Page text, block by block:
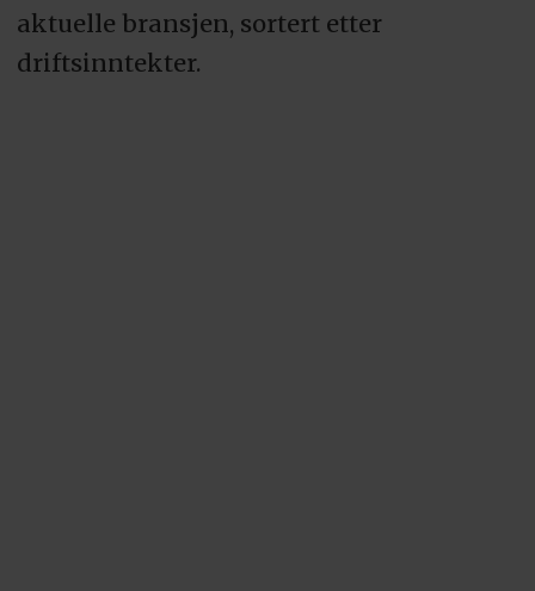
aktuelle bransjen, sortert etter
driftsinntekter.